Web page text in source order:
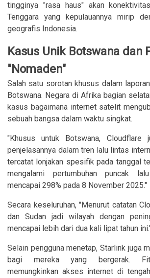
tingginya "rasa haus" akan
Tenggara yang kepulauannya mirip
geografis Indonesia.
Kasus Unik Botswana dan
"Nomaden"
Salah satu sorotan khusus dalam
Botswana. Negara di Afrika bagian
kasus bagaimana internet satelit
sebuah bangsa dalam waktu singkat.
"Khusus untuk Botswana, Cloudflare
penjelasannya dalam tren lalu lintas
tercatat lonjakan spesifik pada tanggal
mengalami pertumbuhan puncak
mencapai 298% pada 8 November 2025."
Secara keseluruhan, "Menurut catatan
dan Sudan jadi wilayah dengan
mencapai lebih dari dua kali lipat tahun
Selain pengguna menetap, Starlink juga
bagi mereka yang bergerak.
memungkinkan akses internet di